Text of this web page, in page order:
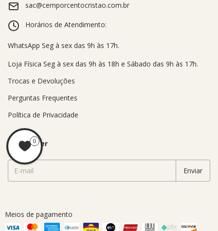
sac@cemporcentocristao.com.br
Horários de Atendimento:
Trocas e Devoluções
Perguntas Frequentes
Política de Privacidade
Newsletter
Meios de pagamento
0